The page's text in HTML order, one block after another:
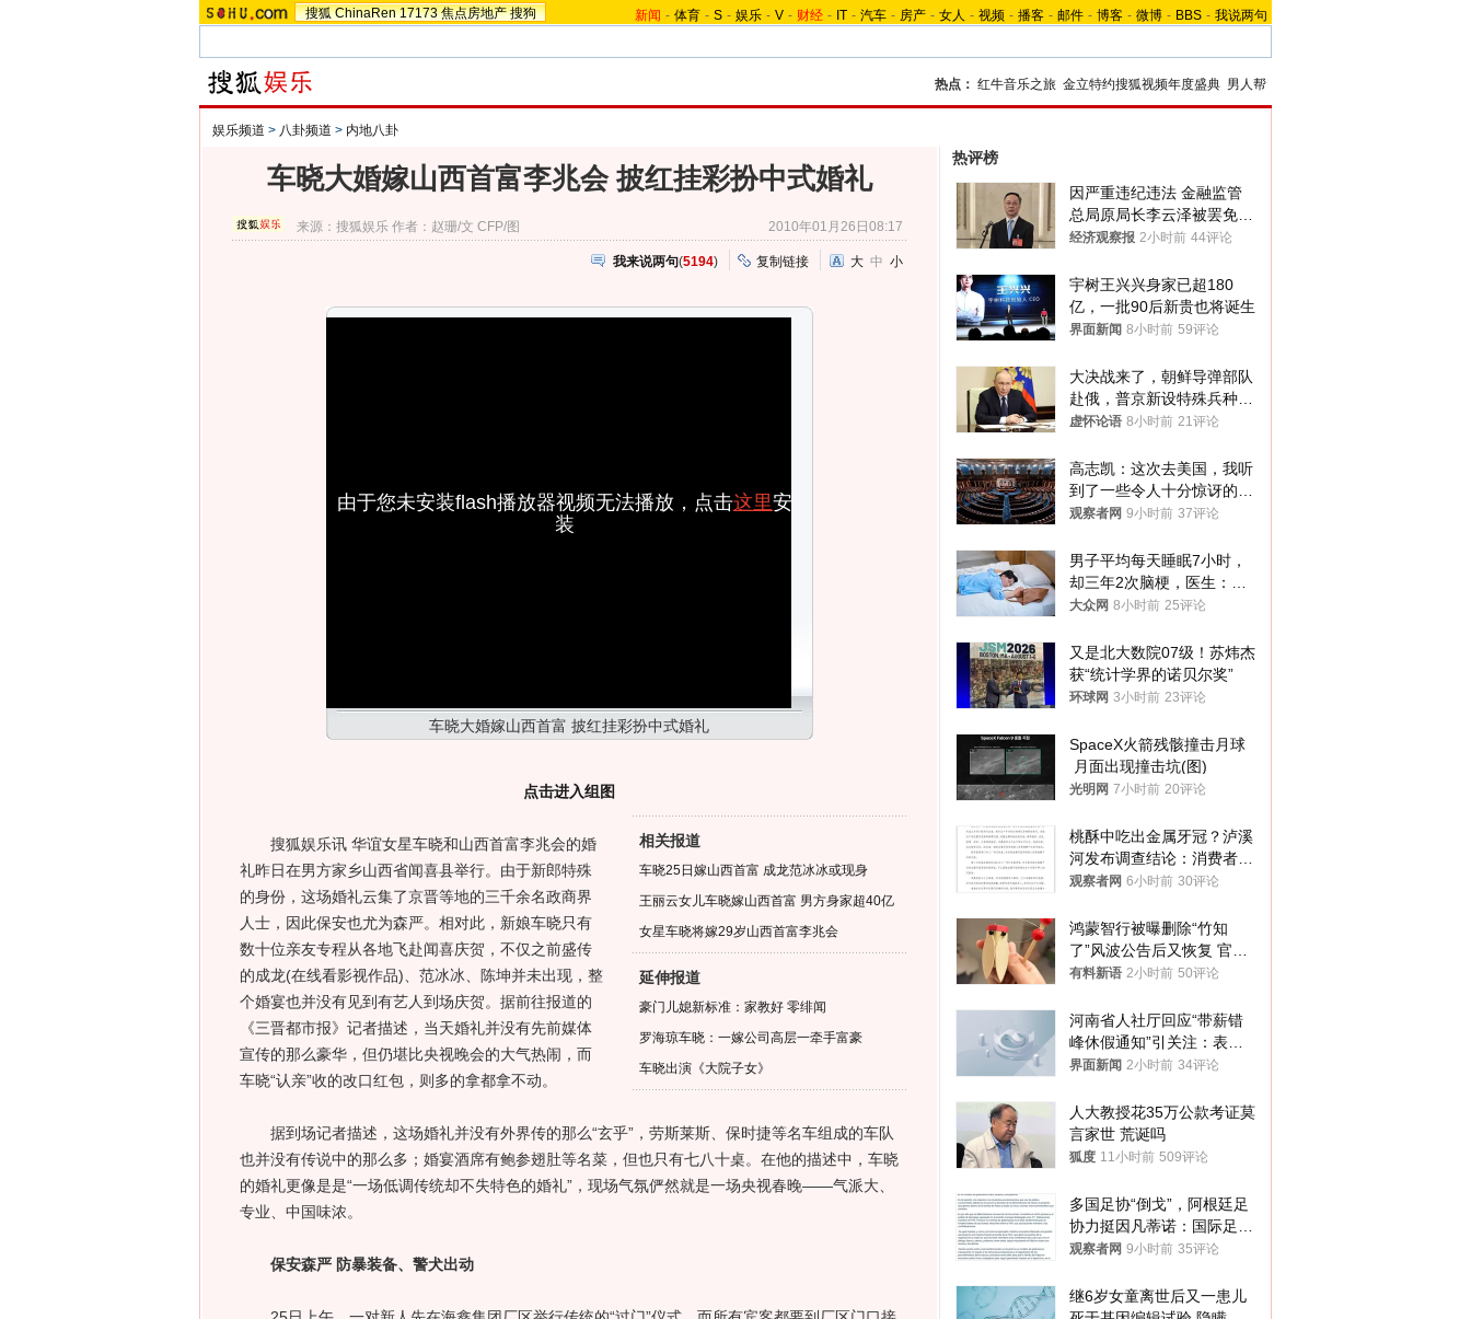
搜狐 ChinaRen 17173 焦点房地产 搜狗 新闻 - 体育 - S - 娱乐 - V - 财经 - IT - 汽车 - 房产 - 女人 - 视频 - 播客 - 邮件 - 博客 - 微博 - BBS - 我说两句
热点： 红牛音乐之旅 金立特约搜狐视频年度盛典 男人帮
娱乐频道 > 八卦频道 > 内地八卦
车晓大婚嫁山西首富李兆会 披红挂彩扮中式婚礼
来源：搜狐娱乐 作者：赵珊/文 CFP/图 2010年01月26日08:17
我来说两句(5194) 复制链接 大 中 小
由于您未安装flash播放器视频无法播放，点击这里安
装
车晓大婚嫁山西首富 披红挂彩扮中式婚礼
点击进入组图
相关报道
车晓25日嫁山西首富 成龙范冰冰或现身
王丽云女儿车晓嫁山西首富 男方身家超40亿
女星车晓将嫁29岁山西首富李兆会
延伸报道
豪门儿媳新标准：家教好 零绯闻
罗海琼车晓：一嫁公司高层一牵手富豪
车晓出演《大院子女》
搜狐娱乐讯 华谊女星车晓和山西首富李兆会的婚
礼昨日在男方家乡山西省闻喜县举行。由于新郎特殊
的身份，这场婚礼云集了京晋等地的三千余名政商界
人士，因此保安也尤为森严。相对此，新娘车晓只有
数十位亲友专程从各地飞赴闻喜庆贺，不仅之前盛传
的成龙(在线看影视作品)、范冰冰、陈坤并未出现，整
个婚宴也并没有见到有艺人到场庆贺。据前往报道的
《三晋都市报》记者描述，当天婚礼并没有先前媒体
宣传的那么豪华，但仍堪比央视晚会的大气热闹，而
车晓“认亲”收的改口红包，则多的拿都拿不动。
据到场记者描述，这场婚礼并没有外界传的那么“玄乎”，劳斯莱斯、保时捷等名车组成的车队
也并没有传说中的那么多；婚宴酒席有鲍参翅肚等名菜，但也只有七八十桌。在他的描述中，车晓
的婚礼更像是是“一场低调传统却不失特色的婚礼”，现场气氛俨然就是一场央视春晚——气派大、
专业、中国味浓。
保安森严 防暴装备、警犬出动
热评榜
因严重违纪违法 金融监管
总局原局长李云泽被罢免全
国人大代表
经济观察报 2小时前 44评论
宇树王兴兴身家已超180
亿，一批90后新贵也将诞生
界面新闻 8小时前 59评论
大决战来了，朝鲜导弹部队
赴俄，普京新设特殊兵种，
76岁老将扛旗
虚怀论语 8小时前 21评论
高志凯：这次去美国，我听
到了一些令人十分惊讶的消
息
观察者网 9小时前 37评论
男子平均每天睡眠7小时，
却三年2次脑梗，医生：这
样睡觉更伤身
大众网 8小时前 25评论
又是北大数院07级！苏炜杰
获“统计学界的诺贝尔奖”
环球网 3小时前 23评论
SpaceX火箭残骸撞击月球
月面出现撞击坑(图)
光明网 7小时前 20评论
桃酥中吃出金属牙冠？泸溪
河发布调查结论：消费者已
澄清，所发视频情况不属实
观察者网 6小时前 30评论
鸿蒙智行被曝删除“竹知
了”风波公告后又恢复 官媒
曾力挺：劝华为要大度的，
有料新语 2小时前 50评论
河南省人社厅回应“带薪错
峰休假通知”引关注：表述
不够准确，待修改后印发
界面新闻 2小时前 34评论
人大教授花35万公款考证莫
言家世 荒诞吗
狐度 11小时前 509评论
多国足协“倒戈”，阿根廷足
协力挺因凡蒂诺：国际足联
今后应继续在其领导下前行
观察者网 9小时前 35评论
继6岁女童离世后又一患儿